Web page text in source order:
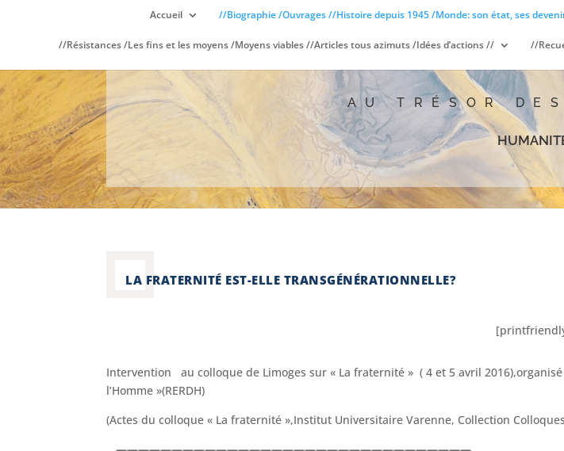
Accueil //Biographie /Ouvrages //Histoire depuis 1945 /Monde: son état, ses
//Résistances /Les fins et les moyens /Moyens viables //Articles tous azimuts /Idées d’actions // //
AU TRÉSOR
LA FRATERNITÉ EST-ELLE TRANSGÉNÉRATIONNELLE?
Intervention au colloque de Limoges sur « La fraternité » ( 4 et 5 avril
l’Homme »(RERDH)
(Actes du colloque « La fraternité »,Institut Universitaire Varenne, Collection